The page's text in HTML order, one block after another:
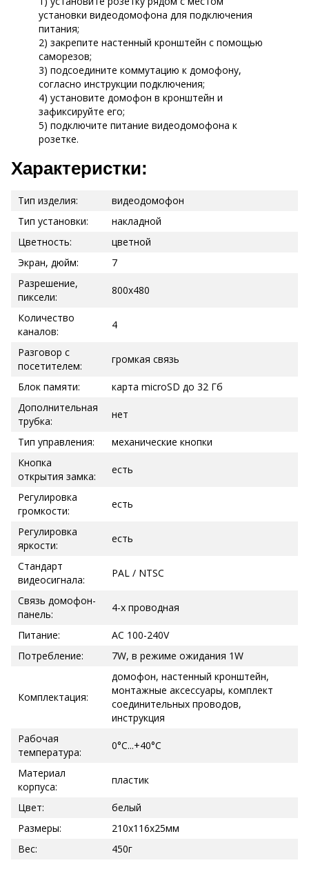
установки видеодомофона для подключения
питания;
2) закрепите настенный кронштейн с помощью
саморезов;
3) подсоедините коммутацию к домофону,
согласно инструкции подключения;
4) установите домофон в кронштейн и
зафиксируйте его;
5) подключите питание видеодомофона к
розетке.
Характеристки:
Тип изделия:
видеодомофон
Тип установки:
накладной
Цветность:
цветной
Экран, дюйм:
7
Разрешение,
пиксели:
800х480
Количество
каналов:
4
Разговор с
посетителем:
громкая связь
Блок памяти:
карта microSD до 32 Гб
Дополнительная
трубка:
нет
Тип управления:
механические кнопки
Кнопка
открытия замка:
есть
Регулировка
громкости:
есть
Регулировка
яркости:
есть
Стандарт
видеосигнала:
PAL / NTSC
Связь домофон-
панель:
4-х проводная
Питание:
AC 100-240V
Потребление:
7W, в режиме ожидания 1W
Комплектация:
домофон, настенный кронштейн,
монтажные аксессуары, комплект
соединительных проводов,
инструкция
Рабочая
температура:
0°C...+40°C
Материал
корпуса:
пластик
Цвет:
белый
Размеры:
210х116х25мм
Вес:
450г